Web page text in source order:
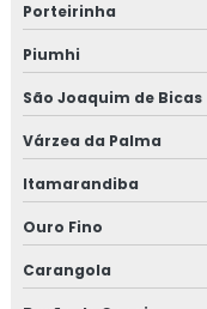
Proteção passiva
Proteção passiva de
Proteção passiva
Proteção passiva pfp
Revestimento fibra
Porteirinha
Piumhi
São Joaquim de Bicas
Várzea da Palma
Itamarandiba
Ouro Fino
Carangola